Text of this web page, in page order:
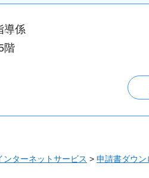
導係
階
ンターネットサービス > 申請書ダウン